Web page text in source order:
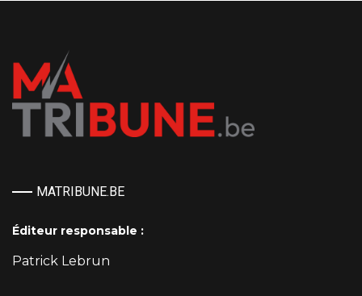
MATRIBUNE.BE
Éditeur responsable :
Patrick Lebrun